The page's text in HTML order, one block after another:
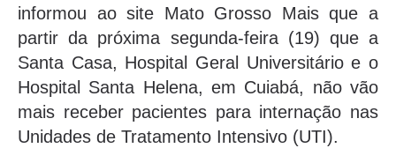
informou ao site Mato Grosso Mais que a
partir da próxima segunda-feira (19) que a
Santa Casa, Hospital Geral Universitário e o
Hospital Santa Helena, em Cuiabá, não vão
mais receber pacientes para internação nas
Unidades de Tratamento Intensivo (UTI).